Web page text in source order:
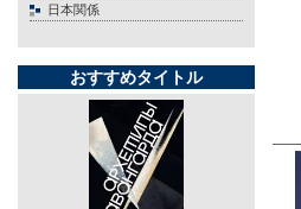
日本関係
おすすめタイトル